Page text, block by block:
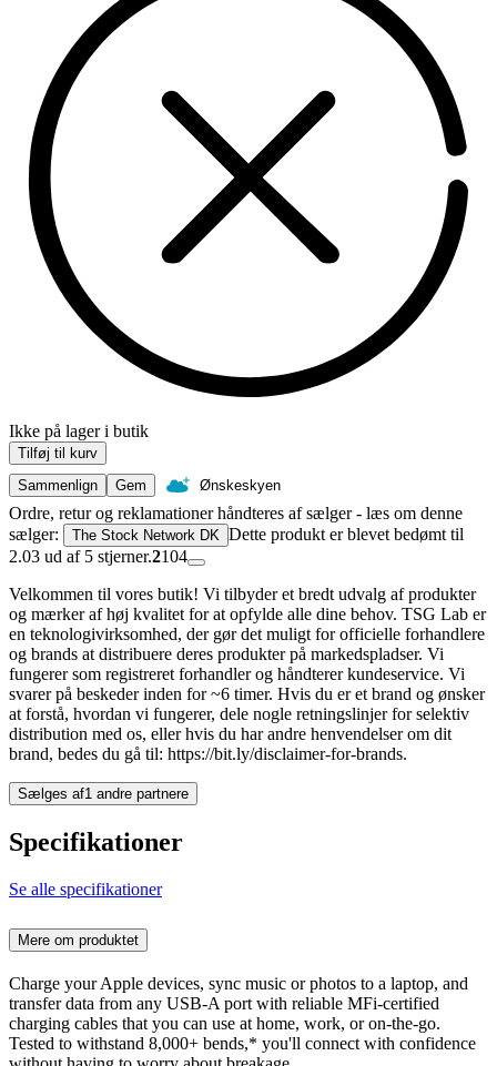
Ikke på lager i butik
Tilføj til kurv
Sammenlign
Gem Ønskeskyen
Ordre, retur og reklamationer håndteres af sælger - læs om denne
sælger:
The Stock Network DK Dette produkt er blevet bedømt til
2.03 ud af 5 stjerner.2104
Velkommen til vores butik! Vi tilbyder et bredt udvalg af produkter
og mærker af høj kvalitet for at opfylde alle dine behov. TSG Lab er
en teknologivirksomhed, der gør det muligt for officielle forhandlere
og brands at distribuere deres produkter på markedspladser. Vi
fungerer som registreret forhandler og håndterer kundeservice. Vi
svarer på beskeder inden for ~6 timer. Hvis du er et brand og ønsker
at forstå, hvordan vi fungerer, dele nogle retningslinjer for selektiv
distribution med os, eller hvis du har andre henvendelser om dit
brand, bedes du gå til: https://bit.ly/disclaimer-for-brands.
Sælges af1 andre partnere
Specifikationer
Se alle specifikationer
Mere om produktet
Charge your Apple devices, sync music or photos to a laptop, and
transfer data from any USB-A port with reliable MFi-certified
charging cables that you can use at home, work, or on-the-go.
Tested to withstand 8,000+ bends,* you'll connect with confidence